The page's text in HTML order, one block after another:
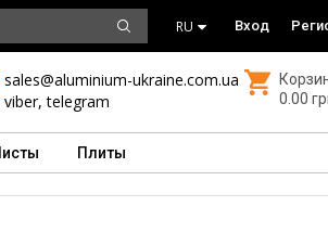
RU Вход
sales@aluminium-ukraine.com.ua
viber,telegram
0.00
Плиты